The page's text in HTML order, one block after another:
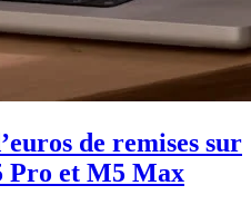
de remises sur
Pro et M5 Max